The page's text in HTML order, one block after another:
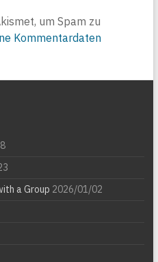
um Spam zu
Kommentardaten
a Group 2026/01/02